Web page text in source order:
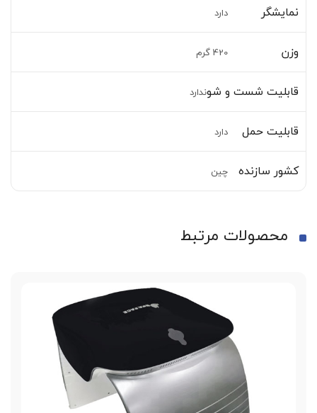
نمایشگر دارد
وزن 420 گرم
قابلیت شست و شوندارد
قابلیت حمل دارد
کشور سازنده چین
محصولات مرتبط